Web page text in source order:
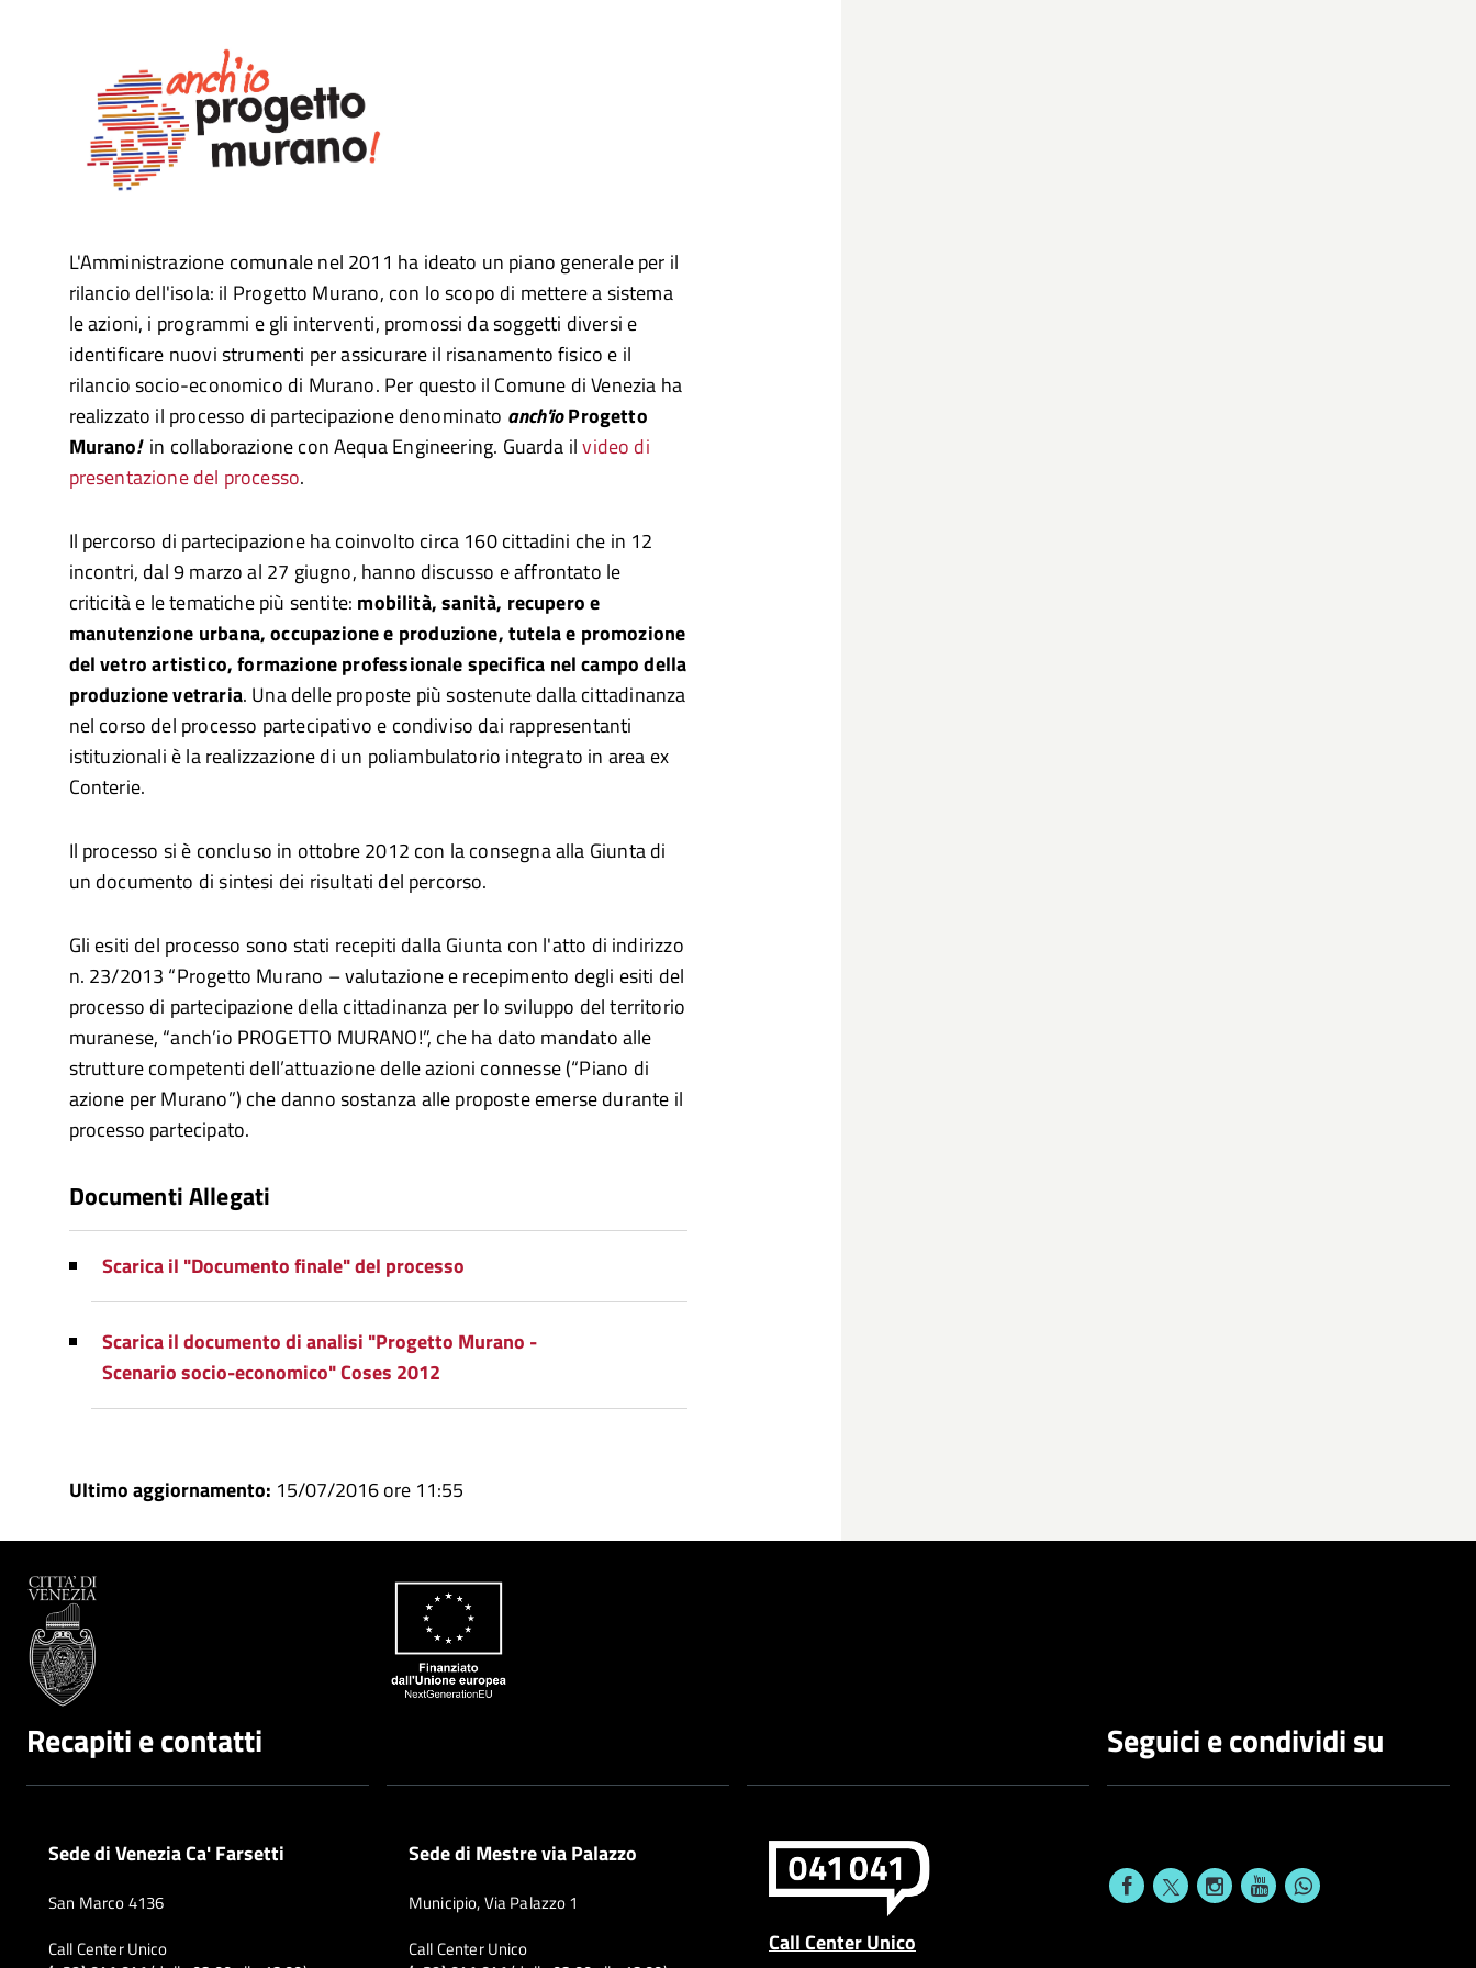
L'Amministrazione comunale nel 2011 ha ideato un piano generale per il
rilancio dell'isola: il Progetto Murano, con lo scopo di mettere a sistema
le azioni, i programmi e gli interventi, promossi da soggetti diversi e
identificare nuovi strumenti per assicurare il risanamento fisico e il
rilancio socio-economico di Murano. Per questo il Comune di Venezia ha
realizzato il processo di partecipazione denominato anch'ioProgetto
Murano!in collaborazione con Aequa Engineering. Guarda ilvideo di
presentazione del processo.
Il percorso di partecipazione ha coinvolto circa 160 cittadini che in 12
incontri, dal 9 marzo al 27 giugno, hanno discusso e affrontato le
criticità e le tematiche più sentite: mobilità, sanità, recupero e
manutenzione urbana, occupazione e produzione, tutela e promozione
del vetro artistico, formazione professionale specifica nel campo della
produzione vetraria. Una delle proposte più sostenute dalla cittadinanza
nel corso del processo partecipativo e condiviso dai rappresentanti
istituzionali è la realizzazione di un poliambulatorio integrato in area ex
Conterie.
Il processo si è concluso in ottobre 2012 con la consegna alla Giunta di
un documento di sintesi dei risultati del percorso.
Gli esiti del processo sono stati recepiti dalla Giunta con l'atto di indirizzo
n. 23/2013 “Progetto Murano – valutazione e recepimento degli esiti del
processo di partecipazione della cittadinanza per lo sviluppo del territorio
muranese, “anch’io PROGETTO MURANO!”, che ha dato mandato alle
strutture competenti dell’attuazione delle azioni connesse (“Piano di
azione per Murano”) che danno sostanza alle proposte emerse durante il
processo partecipato.
Documenti Allegati
Scarica il "Documento finale" del processo
Scarica il documento di analisi "Progetto Murano -
Scenario socio-economico" Coses 2012
Ultimo aggiornamento: 15/07/2016 ore 11:55
Recapiti e contatti
Sede di Venezia Ca' Farsetti
San Marco 4136
Call Center Unico
Sede di Mestre via Palazzo
Municipio, Via Palazzo 1
Call Center Unico
Call Center Unico
Seguici e condividi su